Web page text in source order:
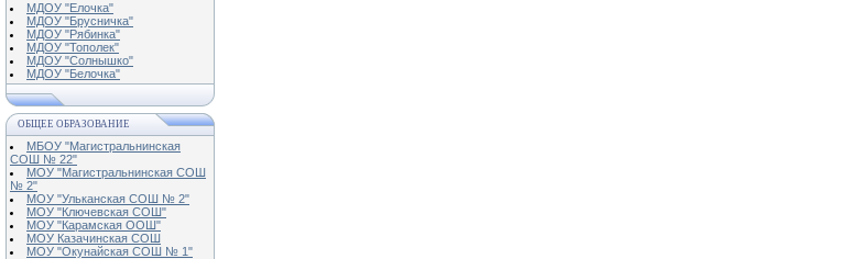
МДОУ "Елочка"
МДОУ "Брусничка"
МДОУ "Рябинка"
МДОУ "Тополек"
МДОУ "Солнышко"
МДОУ "Белочка"
ОБЩЕЕ ОБРАЗОВАНИЕ
МБОУ "Магистральнинская
СОШ № 22"
МОУ "Магистральнинская СОШ
№ 2"
МОУ "Ульканская СОШ № 2"
МОУ "Ключевская СОШ"
МОУ "Карамская ООШ"
МОУ Казачинская СОШ
МОУ "Окунайская СОШ № 1"